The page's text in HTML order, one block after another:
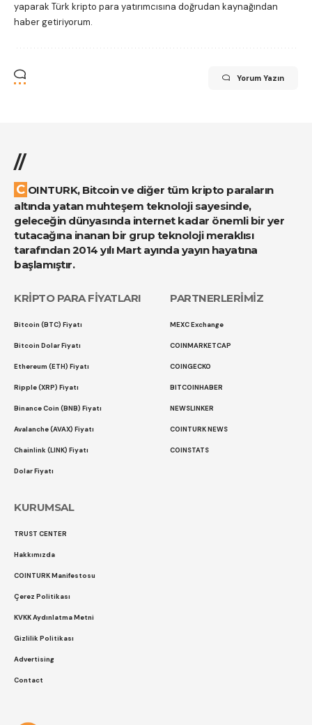
yaparak Türk kripto para yatırımcısına doğrudan kaynağından
haber getiriyorum.
Yorum Yazın
//
COINTURK, Bitcoin ve diğer tüm kripto paraların
altında yatan muhteşem teknoloji sayesinde,
geleceğin dünyasında internet kadar önemli bir yer
tutacağına inanan bir grup teknoloji meraklısı
tarafından 2014 yılı Mart ayında yayın hayatına
başlamıştır.
KRİPTO PARA FİYATLARI
Bitcoin (BTC) Fiyatı
Bitcoin Dolar Fiyatı
Ethereum (ETH) Fiyatı
Ripple (XRP) Fiyatı
Binance Coin (BNB) Fiyatı
Avalanche (AVAX) Fiyatı
Chainlink (LINK) Fiyatı
Dolar Fiyatı
PARTNERLERİMİZ
MEXC Exchange
COINMARKETCAP
COINGECKO
BITCOINHABER
NEWSLINKER
COINTURK NEWS
COINSTATS
KURUMSAL
TRUST CENTER
Hakkımızda
COINTURK Manifestosu
Çerez Politikası
KVKK Aydınlatma Metni
Gizlilik Politikası
Advertising
Contact